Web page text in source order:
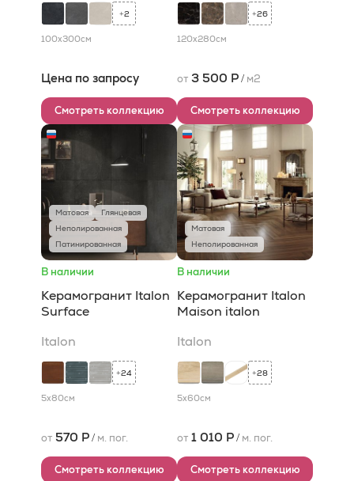
+2
100x300см
Цена по запросу
Смотреть коллекцию
+26
120x280см
от 3 500 Р/ м2
Смотреть коллекцию
Матовая
Глянцевая
Неполированная
Патинированная
В наличии
Керамогранит Italon
Surface
Italon
+24
5x80см
от 570 Р/ м. пог.
Смотреть коллекцию
Матовая
Неполированная
В наличии
Керамогранит Italon
Maison italon
Italon
+28
5x60см
от 1 010 Р/ м. пог.
Смотреть коллекцию